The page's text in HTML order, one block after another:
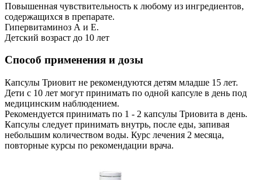
Повышенная чувствительность к любому из ингредиентов,
содержащихся в препарате.
Гипервитаминоз А и Е.
Детский возраст до 10 лет
Способ применения и дозы
Капсулы Триовит не рекомендуются детям младше 15 лет.
Дети с 10 лет могут принимать по одной капсуле в день под
медицинским наблюдением.
Рекомендуется принимать по 1 - 2 капсулы Триовита в день.
Капсулы следует принимать внутрь, после еды, запивая
небольшим количеством воды. Курс лечения 2 месяца,
повторные курсы по рекомендации врача.